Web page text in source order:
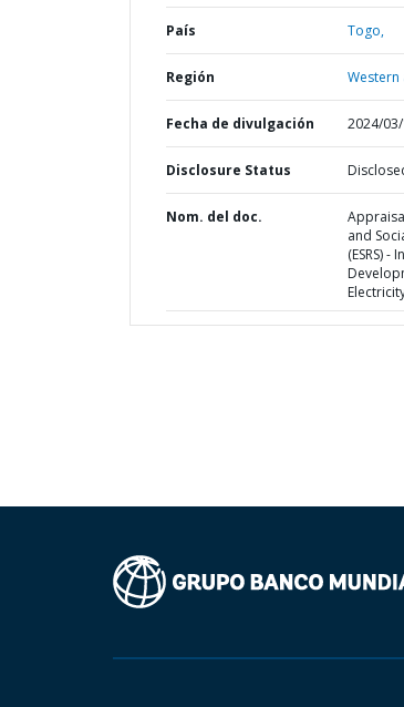
País Togo,
Región Western
Fecha de divulgación 2024/
Disclosure Status
Nom. del doc.
and
(ESRS) -